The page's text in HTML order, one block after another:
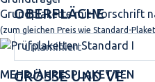
Grundplakette mit Vorschrift
(zum gleichen Preis wie Standard-
MEHRJAHRES­PLAKETTEN
OBERFLÄCHE
GRÖSSE UND VE